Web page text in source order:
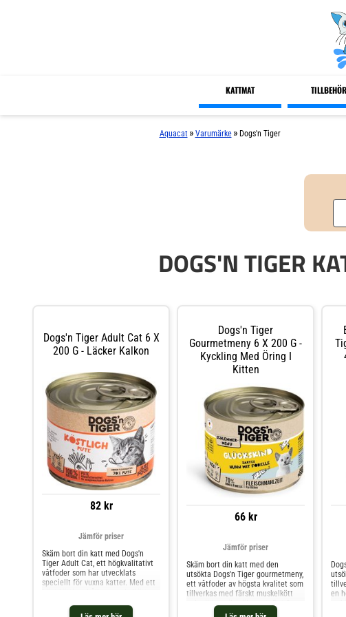
KATTMAT TILLBEHÖR
Aquacat » Varumärke » Dogs'n Tiger
DOGS'N TIGER
Dogs'n Tiger Adult Cat 6 X
200 G - Läcker Kalkon
82 kr
Jämför priser
Skäm bort din katt med Dogs'n
Tiger Adult Cat, ett högkvalitativt
våtfoder som har utvecklats
speciellt för vuxna katter. Med ett
utsökt och näringsrik måltid för din
Dogs'n Tiger
Gourmetmeny 6 X 200 G -
Kyckling Med Öring I
Kitten
66 kr
Jämför priser
Skäm bort din katt med den
utsökta Dogs'n Tiger gourmetmeny,
ett våtfoder av högsta kvalitet som
tillverkas med färskt muskelkött
och näringsrik inälvsmat. Det finns
olika varianter av detta
en
av